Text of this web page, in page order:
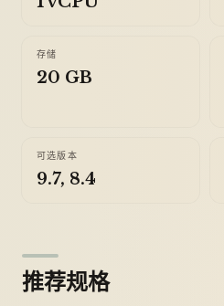
存储
20 GB
可选版本
9.7, 8.4
推荐规格